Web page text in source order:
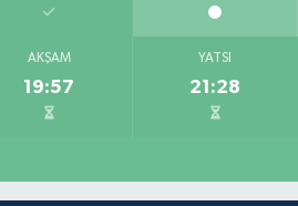
AKŞAM
19:57
YATSI
21:28